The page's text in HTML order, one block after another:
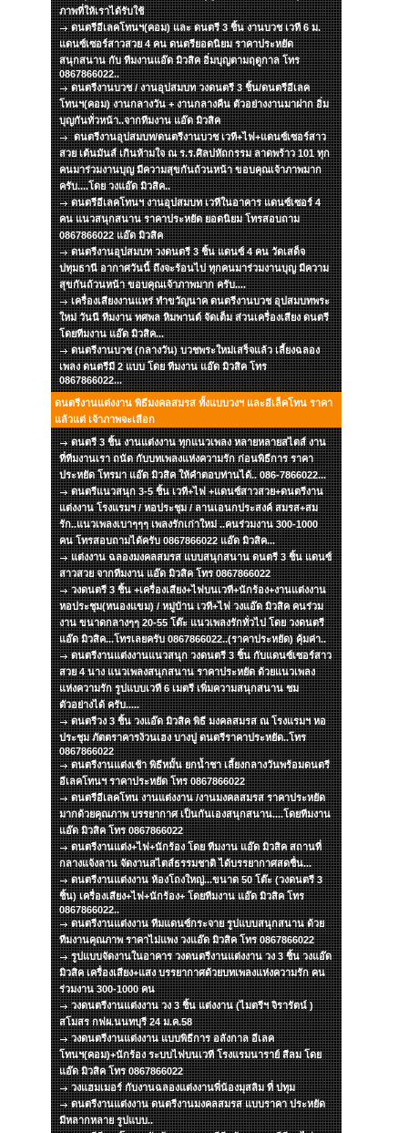
ภาพที่ให้เราได้รับใช้
ดนตรีอีเลคโทนฯ(คอม) และ ดนตรี 3 ชิ้น งานบวช เวที 6 ม.
แดนซ์เซอร์สาวสวย 4 คน ดนตรียอดนิยม ราคาประหยัด
สนุกสนาน กับ ทีมงานแอ๊ด มิวสิค อิ่มบุญตามฤดูกาล โทร
0867866022..
ดนตรีงานบวช / งานอุปสมบท วงดนตรี 3 ชิ้น/ดนตรีอีเลค
โทนฯ(คอม) งานกลางวัน + งานกลางคืน ตัวอย่างงานมาฝาก อิ่ม
บุญกันทั่วหน้า..จากทีมงาน แอ๊ด มิวสิค
ดนตรีงานอุปสมบท/ดนตรีงานบวช เวที+ไฟ+แดนซ์เซอร์สาว
สวย เต้นมันส์ เกินห้ามใจ ณ ร.ร.ศิลปหัถกรรม ลาดพร้าว 101 ทุก
คนมาร่วมงานบุญ มีความสุขกันถ้วนหน้า ขอบคุณเจ้าภาพมาก
ครับ....โดย วงแอ๊ด มิวสิค..
ดนตรีอีเลคโทนฯ งานอุปสมบท เวทีในอาคาร แดนซ์เซอร์ 4
คน แนวสนุกสนาน ราคาประหยัด ยอดนิยม โทรสอบถาม
0867866022 แอ๊ด มิวสิค
ดนตรีงานอุปสมบท วงดนตรี 3 ชิ้น แดนซ์ 4 คน วัดเสด็จ
ปทุมธานี อากาศวันนี้ ถึงจะร้อนไป ทุกคนมาร่วมงานบุญ มีความ
สุขกันถ้วนหน้า ขอบคุณเจ้าภาพมาก ครับ....
เครื่องเสียงงานแหร่ ทำขวัญนาค ดนตรีงานบวช อุปสมบทพระ
ใหม่ วันนี ทีมงาน ทศพล หิมพานต์ จัดเต็ม ส่วนเครื่องเสียง ดนตรี
โดยทีมงาน แอ๊ด มิวสิค...
ดนตรีงานบวช (กลางวัน) บวชพระใหม่เสร็จแล้ว เลี้ยงฉลอง
เพลง ดนตรีมี 2 แบบ โดย ทีมงาน แอ๊ด มิวสิค โทร
0867866022...
ดนตรีงานแต่งงาน พิธีมงคลสมรส ทั้งแบบวงฯ และอีเล็คโทน ราคา
แล้วแต่ เจ้าภาพจะเลือก
ดนตรี 3 ชิ้น งานแต่งงาน ทุกแนวเพลง หลายหลายสไตส์ งาน
ที่ทีมงานเรา ถนัด กับบทเพลงแห่งความรัก ก่อนพิธีการ ราคา
ประหยัด โทรมา แอ๊ด มิวสิค ให้คำตอบท่านได้.. 086-7866022...
ดนตรีแนวสนุก 3-5 ชิ้น เวที+ไฟ +แดนซ์สาวสวย+ดนตรีงาน
แต่งงาน โรงแรมฯ / หอประชุม / ลานเอนกประสงค์ สมรส+สม
รัก..แนวเพลงเบาๆๆๆ เพลงรักเก่าใหม่ ..คนร่วมงาน 300-1000
คน โทรสอบถามได้ครับ 0867866022 แอ๊ด มิวสิค...
แต่งงาน ฉลองมงคลสมรส แบบสนุกสนาน ดนตรี 3 ชิ้น แดนซ์
สาวสวย จากทีมงาน แอ๊ด มิวสิค โทร 0867866022
วงดนตรี 3 ชิ้น +เครื่องเสียง+ไฟบนเวที+นักร้อง+งานแต่งงาน
หอประชุม(หนองแขม) / หมู่บ้าน เวที+ไฟ วงแอ๊ด มิวสิค คนร่วม
งาน ขนาดกลางๆๆ 20-55 โต๊ะ แนวเพลงรักทั่วไป โดย วงดนตรี
แอ๊ด มิวสิค...โทรเลยครับ 0867866022..(ราคาประหยัด) คุ้มค่า..
ดนตรีงานแต่งงานแนวสนุก วงดนตรี 3 ชิ้น กับแดนซ์เซอร์สาว
สวย 4 นาง แนวเพลงสนุกสนาน ราคาประหยัด ด้วยแนวเพลง
แห่งความรัก รูปแบบเวที 6 เมตรี เพิ่มความสนุกสนาน ชม
ตัวอย่างได้ ครับ.....
ดนตรีวง 3 ชิ้น วงแอ๊ด มิวสิค พิธี มงคลสมรส ณ โรงแรมฯ หอ
ประชุม ภัตตราคารง้วนเฮง บางปู ดนตรีราคาประหยัด..โทร
0867866022
ดนตรีงานแต่งเช้า พิธีหมั้น ยกน้ำชา เลี้ยงกลางวันพร้อมดนตรี
อีเลคโทนฯ ราคาประหยัด โทร 0867866022
ดนตรีอีเลคโทน งานแต่งงาน /งานมงคลสมรส ราคาประหยัด
มากด้วยคุณภาพ บรรยากาศ เป็นกันเองสนุกสนาน....โดยทีมงาน
แอ๊ด มิวสิค โทร 0867866022
ดนตรีงานแต่ง+ไฟ+นักร้อง โดย ทีมงาน แอ๊ด มิวสิค สถานที่
กลางแจ้งลาน จัดงานสไตส์ธรรมชาติ ได้บรรยากาศสดชื่น...
ดนตรีงานแต่งงาน ห้องโถงใหญ่...ขนาด 50 โต๊ะ (วงดนตรี 3
ชิ้น) เครื่องเสียง+ไฟ+นักร้อง+ โดยทีมงาน แอ๊ด มิวสิค โทร
0867866022..
ดนตรีงานแต่งงาน ทีมแดนซ์กระจาย รูปแบบสนุกสนาน ด้วย
ทีมงานคุณภาพ ราคาไม่แพง วงแอ๊ด มิวสิค โทร 0867866022
รูปแบบจัดงานในอาคาร วงดนตรีงานแต่งงาน วง 3 ชิ้น วงแอ๊ด
มิวสิค เครื่องเสียง+แสง บรรยากาศด้วยบทเพลงแห่งความรัก คน
ร่วมงาน 300-1000 คน
วงดนตรีงานแต่งงาน วง 3 ชิ้น แต่งงาน (ไมตรีฯ จิรารัตน์ )
สโมสร กฟผ.นนทบุรี 24 ม.ค.58
วงดนตรีงานแต่งงาน แบบพิธีการ อลังกาล อีเลค
โทนฯ(คอม)+นักร้อง ระบบไฟบนเวที โรงแรมนาราย์ สีลม โดย
แอ๊ด มิวสิค โทร 0867866022
วงแฮมเมอร์ กับงานฉลองแต่งงานพี่น้องมุสลิม ที่ ปทุม
ดนตรีงานแต่งงาน ดนตรีงานมงคลสมรส แบบราคา ประหยัด
มีหลากหลาย รูปแบบ..